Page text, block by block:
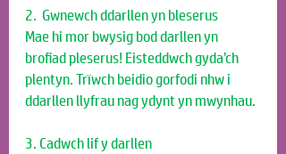
2.  Gwnewch ddarllen yn bleserus
Mae hi mor bwysig bod darllen yn
brofiad pleserus! Eisteddwch gyda’ch
plentyn. Trïwch beidio gorfodi nhw i
ddarllen llyfrau nag ydynt yn mwynhau.
3. Cadwch lif y darllen